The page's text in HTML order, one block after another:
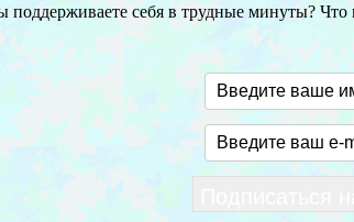
себя в трудные минуты? Что